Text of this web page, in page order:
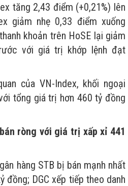
tăng 2,43 điểm (+0,21%) lên
giảm nhẹ 0,33 điểm xuống
khoản trên HoSE lại giảm
với giá trị khớp lệnh đạt
của VN-Index, khối ngoại
tổng giá trị hơn 460 tỷ đồng
ròng với giá trị xấp xỉ 441
hàng STB bị bán mạnh nhất
đồng; DGC xếp tiếp theo danh